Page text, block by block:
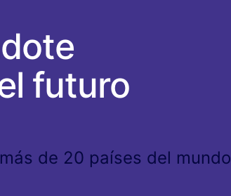
futuro
de 20 países del mundo